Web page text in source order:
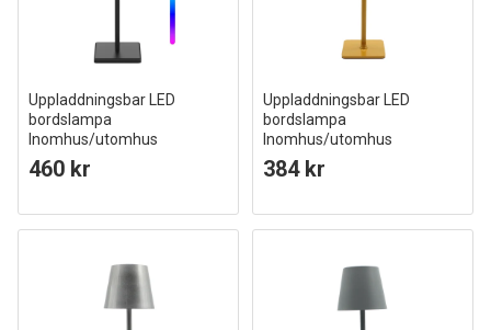
Uppladdningsbar LED
bordslampa
Inomhus/utomhus
RGB+CCT, touch dimbar, IP54
utomhus bordslampa
460 kr
Uppladdningsbar LED
bordslampa
Inomhus/utomhus
Senapsgul / guld, touch dimbar,
CCT, IP54 utomhus bordslampa
384 kr